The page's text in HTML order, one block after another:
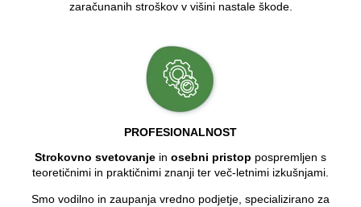
zaračunanih stroškov v višini nastale škode.
PROFESIONALNOST
Strokovno svetovanje in osebni pristop pospremljen s
teoretičnimi in praktičnimi znanji ter več-letnimi izkušnjami.
Smo vodilno in zaupanja vredno podjetje, specializirano za